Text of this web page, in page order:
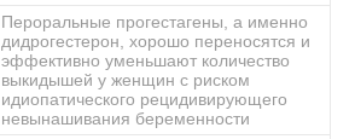
Пероральные прогестагены, а именно
дидрогестерон, хорошо переносятся и
эффективно уменьшают количество
выкидышей у женщин с риском
идиопатического рецидивирующего
невынашивания беременности